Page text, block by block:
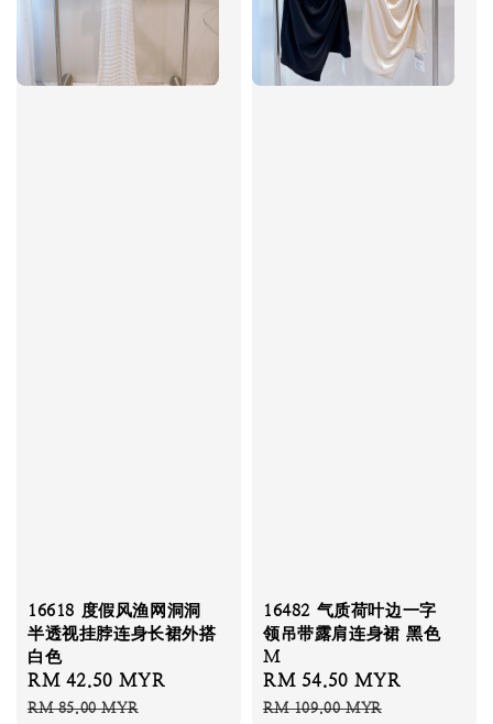
16618 度假风渔网洞洞
半透视挂脖连身长裙外搭
白色
Sale
price
RM 42.50 MYR
RM 85.00 MYR
16482 气质荷叶边一字
领吊带露肩连身裙 黑色
M
Sale
price
RM 54.50 MYR
RM 109.00 MYR